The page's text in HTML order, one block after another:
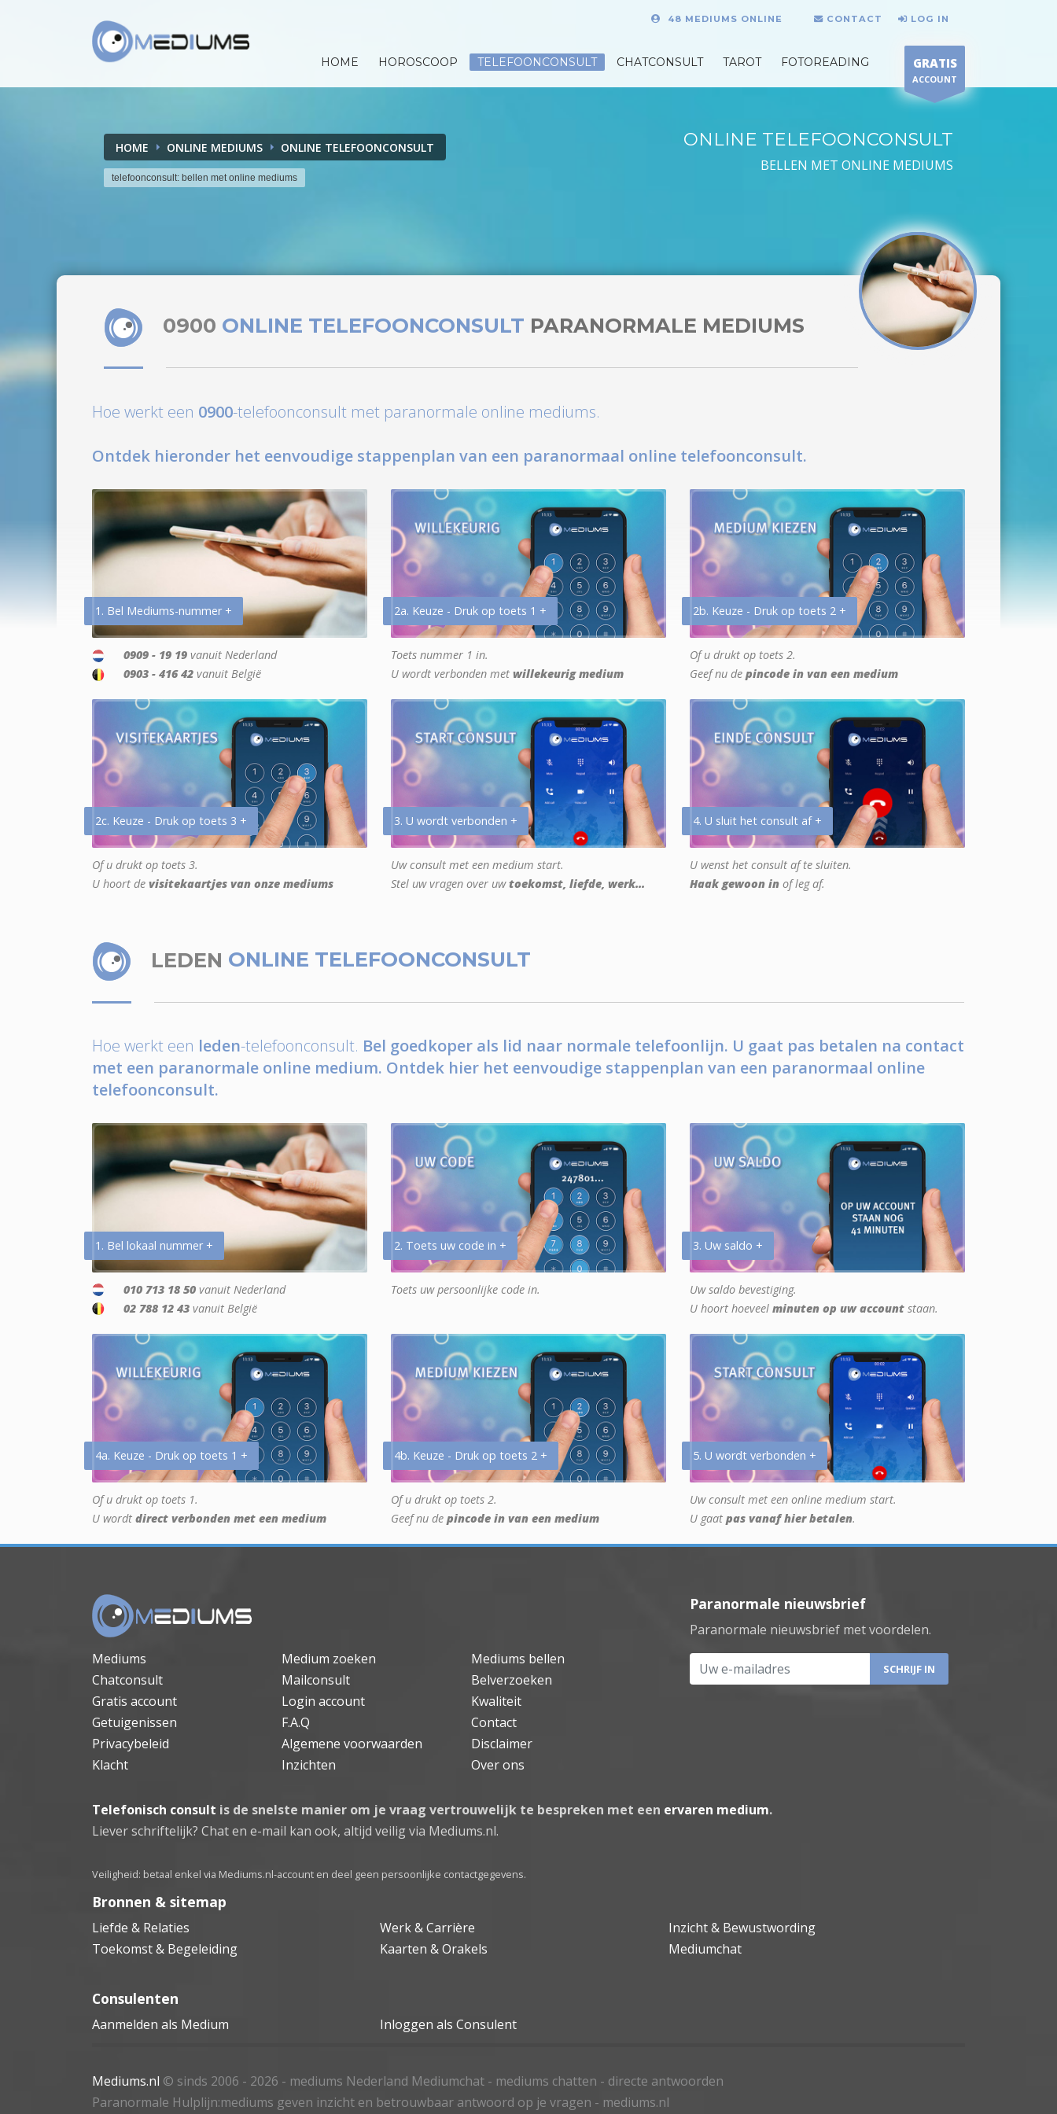
48 MEDIUMS ONLINE CONTACT LOG IN
HOME HOROSCOOP TELEFOONCONSULT CHATCONSULT TAROT FOTOREADING GRATIS
ACCOUNT
HOME ONLINE MEDIUMS ONLINE TELEFOONCONSULT
telefoonconsult: bellen met online mediums
ONLINE TELEFOONCONSULT
BELLEN MET ONLINE MEDIUMS
0900 ONLINE TELEFOONCONSULT PARANORMALE MEDIUMS
Hoe werkt een 0900-telefoonconsult met paranormale online mediums.
Ontdek hieronder het eenvoudige stappenplan van een paranormaal online telefoonconsult.
1. Bel Mediums-nummer +
0909 - 19 19 vanuit Nederland
0903 - 416 42 vanuit België
2a. Keuze - Druk op toets 1 +
Toets nummer 1 in.
U wordt verbonden met willekeurig medium
2b. Keuze - Druk op toets 2 +
Of u drukt op toets 2.
Geef nu de pincode in van een medium
2c. Keuze - Druk op toets 3 +
Of u drukt op toets 3.
U hoort de visitekaartjes van onze mediums
3. U wordt verbonden +
Uw consult met een medium start.
Stel uw vragen over uwtoekomst, liefde, werk...
4. U sluit het consult af +
U wenst het consult af te sluiten.
Haak gewoon in of leg af.
LEDEN ONLINE TELEFOONCONSULT
Hoe werkt een leden-telefoonconsult. Bel goedkoper als lid naar normale telefoonlijn. U gaat pas betalen na contact
met een paranormale online medium. Ontdek hier het eenvoudige stappenplan van een paranormaal online
telefoonconsult.
1. Bel lokaal nummer +
010 713 18 50 vanuit Nederland
02 788 12 43 vanuit België
2. Toets uw code in +
Toets uw persoonlijke code in.
3. Uw saldo +
Uw saldo bevestiging.
U hoort hoeveel minuten op uw account staan.
4a. Keuze - Druk op toets 1 +
Of u drukt op toets 1.
U wordt direct verbonden met een medium
4b. Keuze - Druk op toets 2 +
Of u drukt op toets 2.
Geef nu de pincode in van een medium
5. U wordt verbonden +
Uw consult met een online medium start.
U gaat pas vanaf hier betalen.
Mediums Medium zoeken
Mediums bellen
Chatconsult
Mailconsult
Belverzoeken
Gratis account
Login account
Kwaliteit
Getuigenissen
F.A.Q
Contact
Privacybeleid
Algemene voorwaarden
Disclaimer
Klacht
Inzichten Over ons
Paranormale nieuwsbrief
Paranormale nieuwsbrief met voordelen.
Uw e-mailadres
Telefonisch consult is de snelste manier om je vraag vertrouwelijk te bespreken met een ervaren medium.
Liever schriftelijk? Chat en e-mail kan ook, altijd veilig via Mediums.nl.
Veiligheid: betaal enkel via Mediums.nl-account en deel geen persoonlijke contactgegevens.
Bronnen & sitemap
Liefde & Relaties Werk & Carrière
Inzicht & Bewustwording
Toekomst & Begeleiding
Kaarten & Orakels Mediumchat
Consulenten
Aanmelden als Medium Inloggen als Consulent
Mediums.nl © sinds 2006 - 2026 - mediums Nederland Mediumchat - mediums chatten - directe antwoorden
Paranormale Hulplijn:mediums geven inzicht en betrouwbaar antwoord op je vragen - mediums.nl